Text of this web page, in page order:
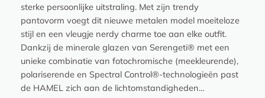
sterke persoonlijke uitstraling. Met zijn trendy
pantovorm voegt dit nieuwe metalen model moeiteloze
stijl en een vleugje nerdy charme toe aan elke outfit.
Dankzij de minerale glazen van Serengeti® met een
unieke combinatie van fotochromische (meekleurende),
polariserende en Spectral Control®-technologieën past
de HAMEL zich aan de lichtomstandigheden…